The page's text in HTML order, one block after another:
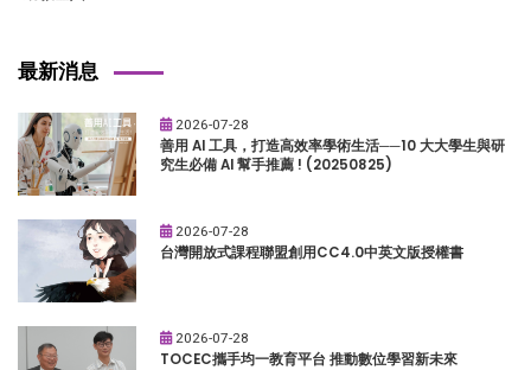
最新消息
2026-07-28
善用 AI 工具，打造高效率學術生活──10 大大學生與研
究生必備 AI 幫手推薦 ! (20250825)
2026-07-28
台灣開放式課程聯盟創用CC4.0中英文版授權書
2026-07-28
TOCEC攜手均一教育平台 推動數位學習新未來